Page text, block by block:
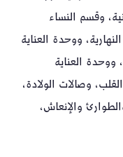
وقسم النساء
ووحدة العناية
ووحدة العناية
وصالات الولادة،
والإنعاش،